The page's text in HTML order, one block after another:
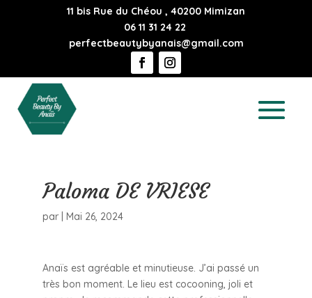
11 bis Rue du Chéou , 40200 Mimizan
06 11 31 24 22
perfectbeautybyanais@gmail.com
Paloma DE VRIESE
par Mai 26, 2024
Anaïs est agréable et minutieuse. J’ai passé un
très bon moment. Le lieu est cocooning, joli et